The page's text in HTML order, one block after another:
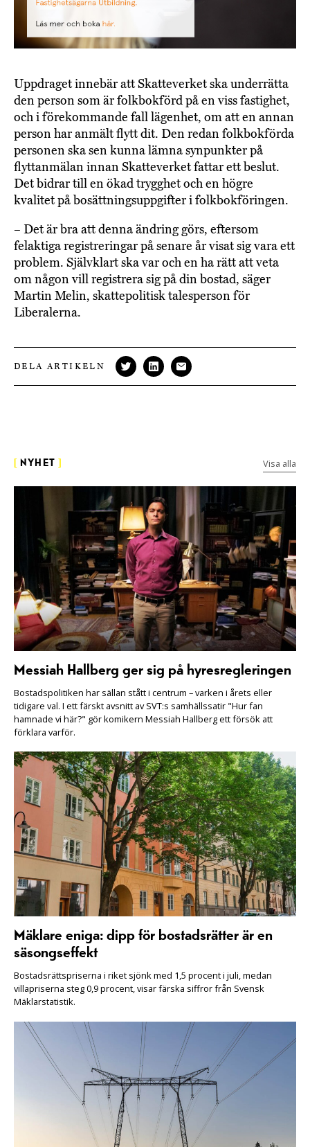
Uppdraget innebär att Skatteverket ska underrätta
den person som är folkbokförd på en viss fastighet,
och i förekommande fall lägenhet, om att en annan
person har anmält flytt dit. Den redan folkbokförda
personen ska sen kunna lämna synpunkter på
flyttanmälan innan Skatteverket fattar ett beslut.
Det bidrar till en ökad trygghet och en högre
kvalitet på bosättningsuppgifter i folkbokföringen.
– Det är bra att denna ändring görs, eftersom
felaktiga registreringar på senare år visat sig vara ett
problem. Självklart ska var och en ha rätt att veta
om någon vill registrera sig på din bostad, säger
Martin Melin, skattepolitisk talesperson för
Liberalerna.
DELA ARTIKELN
NYHET Visa alla
Messiah Hallberg ger sig på hyresregleringen
Bostadspolitiken har sällan stått i centrum – varken i årets eller
tidigare val. I ett färskt avsnitt av SVT:s samhällssatir "Hur fan
hamnade vi här?" gör komikern Messiah Hallberg ett försök att
förklara varför.
Mäklare eniga: dipp för bostadsrätter är en
säsongseffekt
Bostadsrättspriserna i riket sjönk med 1,5 procent i juli, medan
villapriserna steg 0,9 procent, visar färska siffror från Svensk
Mäklarstatistik.